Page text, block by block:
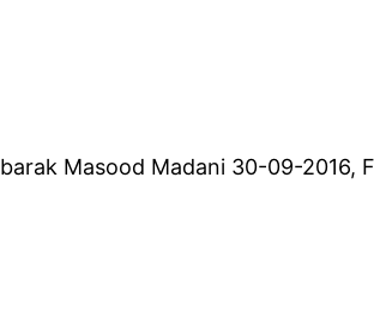
Masood Madani 30-09-2016,